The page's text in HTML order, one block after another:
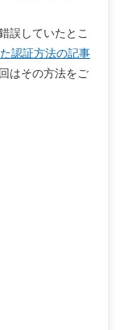
誤していたとこ
認証方法の記事
はその方法をご